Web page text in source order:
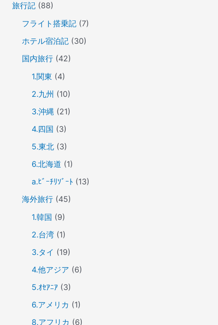
旅行記(88)
フライト搭乗記(7)
ホテル宿泊記(30)
国内旅行(42)
1.関東 (4)
2.九州 (10)
3.沖縄(21)
4.四国 (3)
5.東北(3)
6.北海道 (1)
a.ﾋﾞｰﾁﾘｿﾞｰﾄ (13)
海外旅行(45)
1.韓国 (9)
2.台湾(1)
3.タイ (19)
4.他アジア (6)
5.ｵｾｱﾆｱ(3)
6.アメリカ (1)
8.アフリカ (6)